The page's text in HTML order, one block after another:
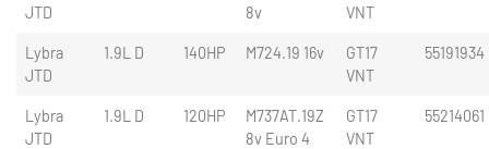
JTD
8v
VNT
Lybra
JTD
1.9L D 140HP M724.19 16v
GT17
VNT
55191934
Lybra
JTD
1.9L D 120HP
M737AT.19Z
8v Euro 4
GT17
VNT
55214061